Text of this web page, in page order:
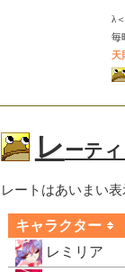
λ
毎
天
レ ーテ
レートはあいまい
キャラクター
レミリア